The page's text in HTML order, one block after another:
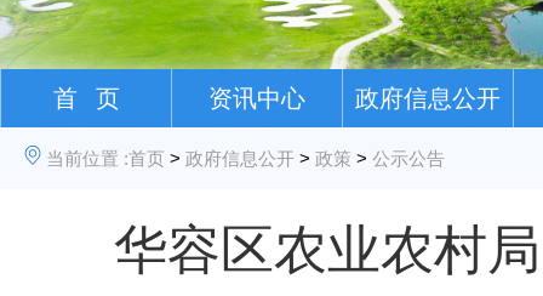
首 页 资讯中心 政府信息公开
当前位置 :首页 > 政府信息公开 > 政策 > 公示公告
华容区农业农村